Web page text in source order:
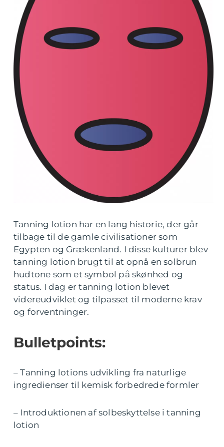
Tanning lotion har en lang historie, der går
tilbage til de gamle civilisationer som
Egypten og Grækenland. I disse kulturer blev
tanning lotion brugt til at opnå en solbrun
hudtone som et symbol på skønhed og
status. I dag er tanning lotion blevet
videreudviklet og tilpasset til moderne krav
og forventninger.
Bulletpoints:
– Tanning lotions udvikling fra naturlige
ingredienser til kemisk forbedrede formler
– Introduktionen af solbeskyttelse i tanning
lotion